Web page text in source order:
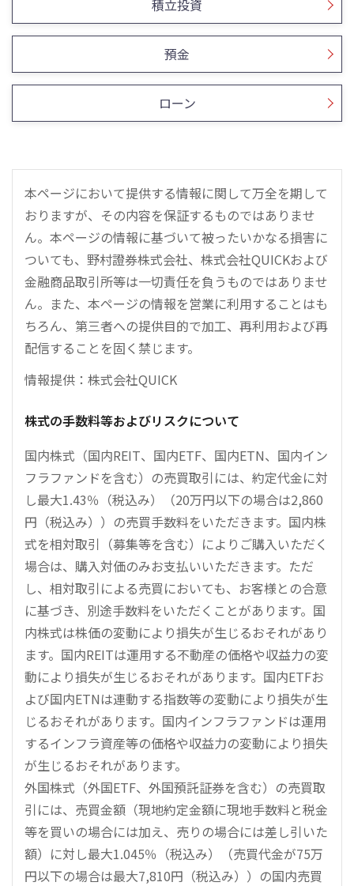
積立投資
預金
ローン
本ページにおいて提供する情報に関して万全を期して
おりますが、その内容を保証するものではありませ
ん。本ページの情報に基づいて被ったいかなる損害に
ついても、野村證券株式会社、株式会社QUICKおよび
金融商品取引所等は一切責任を負うものではありませ
ん。また、本ページの情報を営業に利用することはも
ちろん、第三者への提供目的で加工、再利用および再
配信することを固く禁じます。
情報提供：株式会社QUICK
株式の手数料等およびリスクについて
国内株式（国内REIT、国内ETF、国内ETN、国内イン
フラファンドを含む）の売買取引には、約定代金に対
し最大1.43％（税込み）（20万円以下の場合は2,860
円（税込み））の売買手数料をいただきます。国内株
式を相対取引（募集等を含む）によりご購入いただく
場合は、購入対価のみお支払いいただきます。ただ
し、相対取引による売買においても、お客様との合意
に基づき、別途手数料をいただくことがあります。国
内株式は株価の変動により損失が生じるおそれがあり
ます。国内REITは運用する不動産の価格や収益力の変
動により損失が生じるおそれがあります。国内ETFお
よび国内ETNは連動する指数等の変動により損失が生
じるおそれがあります。国内インフラファンドは運用
するインフラ資産等の価格や収益力の変動により損失
が生じるおそれがあります。
外国株式（外国ETF、外国預託証券を含む）の売買取
引には、売買金額（現地約定金額に現地手数料と税金
等を買いの場合には加え、売りの場合には差し引いた
額）に対し最大1.045％（税込み）（売買代金が75万
円以下の場合は最大7,810円（税込み））の国内売買